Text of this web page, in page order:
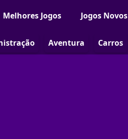
Melhores Jogos Jogos Novos
Aventura Carros